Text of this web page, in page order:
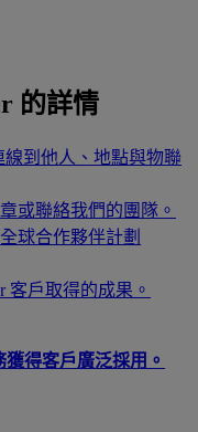
的詳情
線到他人、地點與物聯
或聯絡我們的團隊。
球合作夥伴計劃
客戶取得的成果。
得客戶廣泛採用。